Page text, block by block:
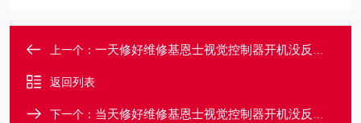
上一个： 一天修好维修基恩士视觉控制器开机没反应不启动
返回列表
下一个： 当天修好维修基恩士视觉控制器开机没反应不启动